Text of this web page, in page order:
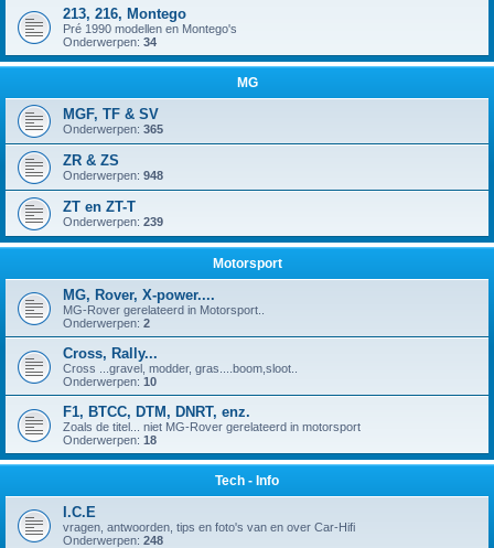
213, 216, Montego
Pré 1990 modellen en Montego's
Onderwerpen: 34
MG
MGF, TF & SV
Onderwerpen: 365
ZR & ZS
Onderwerpen: 948
ZT en ZT-T
Onderwerpen: 239
Motorsport
MG, Rover, X-power....
MG-Rover gerelateerd in Motorsport..
Onderwerpen: 2
Cross, Rally...
Cross ...gravel, modder, gras....boom,sloot..
Onderwerpen: 10
F1, BTCC, DTM, DNRT, enz.
Zoals de titel... niet MG-Rover gerelateerd in motorsport
Onderwerpen: 18
Tech - Info
I.C.E
vragen, antwoorden, tips en foto's van en over Car-Hifi
Onderwerpen: 248